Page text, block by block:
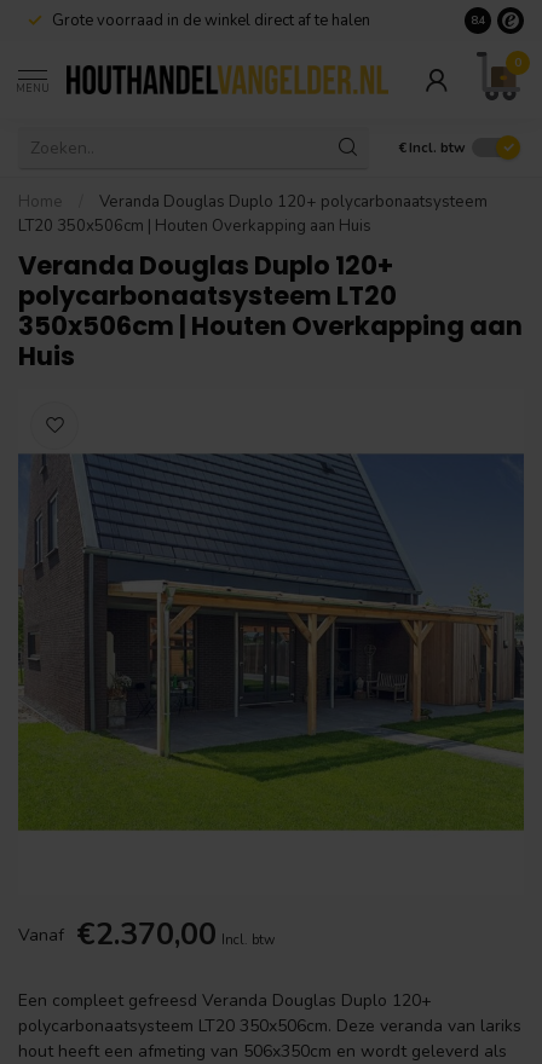
Grote voorraad in de winkel direct af te halen 8.4
MENU
0
€ Incl. btw
Home
Veranda Douglas Duplo 120+ polycarbonaatsysteem
LT20 350x506cm | Houten Overkapping aan Huis
Veranda Douglas Duplo 120+
polycarbonaatsysteem LT20
350x506cm | Houten Overkapping aan
Huis
Vanaf €2.370,00 Incl. btw
Een compleet gefreesd Veranda Douglas Duplo 120+
polycarbonaatsysteem LT20 350x506cm. Deze veranda van lariks
hout heeft een afmeting van 506x350cm en wordt geleverd als